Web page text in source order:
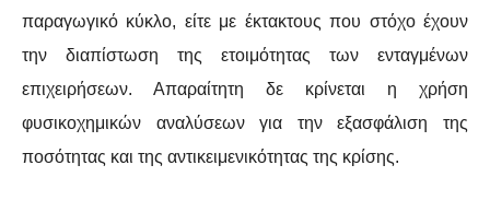
παραγωγικό κύκλο, είτε με έκτακτους που στόχο έχουν
την διαπίστωση της ετοιμότητας των ενταγμένων
επιχειρήσεων. Απαραίτητη δε κρίνεται η χρήση
φυσικοχημικών αναλύσεων για την εξασφάλιση της
ποσότητας και της αντικειμενικότητας της κρίσης.